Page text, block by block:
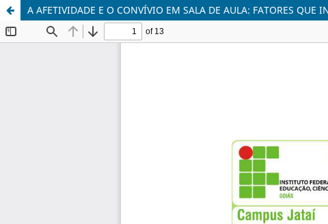
A AFETIVIDADE E O CONVÍVIO EM SALA DE AULA: FATORES QUE